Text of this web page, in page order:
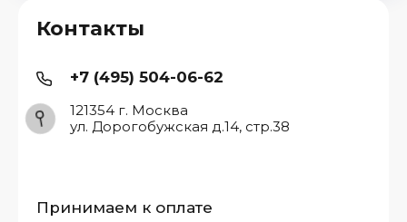
Контакты
+7 (495) 504-06-62
121354 г. Москва
ул. Дорогобужская д.14, стр.38
Принимаем к оплате